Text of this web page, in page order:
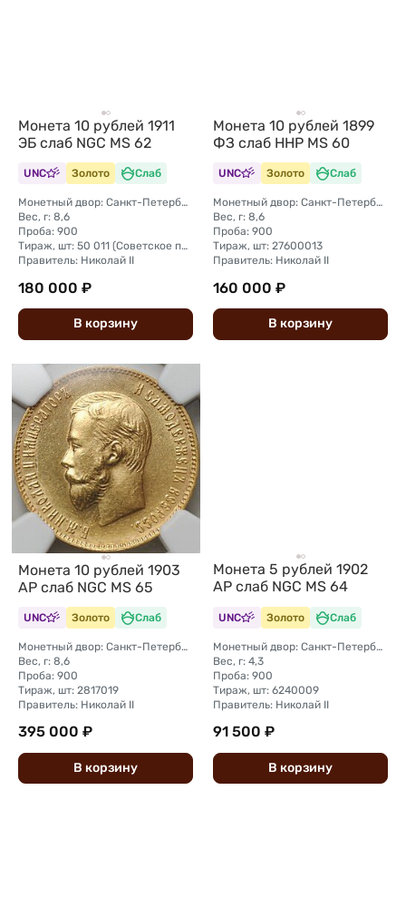
Монета 10 рублей 1911
ЭБ слаб NGC MS 62
UNC Золото Слаб
Монетный двор: Санкт-Петербургский монетный двор
Вес, г: 8,6
Проба: 900
Тираж, шт: 50 011 (Советское правительство с декабря 1925 г. по март 1926 г. отчеканило 2 011 000 10-ти рублевого достоинства царского образца, предположительно штемпелями 1911 г.)
Правитель: Николай II
180 000 ₽
В корзину
Монета 10 рублей 1899
ФЗ слаб ННР MS 60
UNC Золото Слаб
Монетный двор: Санкт-Петербургский монетный двор
Вес, г: 8,6
Проба: 900
Тираж, шт: 27600013
Правитель: Николай II
160 000 ₽
В корзину
Монета 10 рублей 1903
АР слаб NGC MS 65
UNC Золото Слаб
Монетный двор: Санкт-Петербургский монетный двор
Вес, г: 8,6
Проба: 900
Тираж, шт: 2817019
Правитель: Николай II
395 000 ₽
В корзину
Монета 5 рублей 1902
АР слаб NGC MS 64
UNC Золото Слаб
Монетный двор: Санкт-Петербургский монетный двор
Вес, г: 4,3
Проба: 900
Тираж, шт: 6240009
Правитель: Николай II
91 500 ₽
В корзину